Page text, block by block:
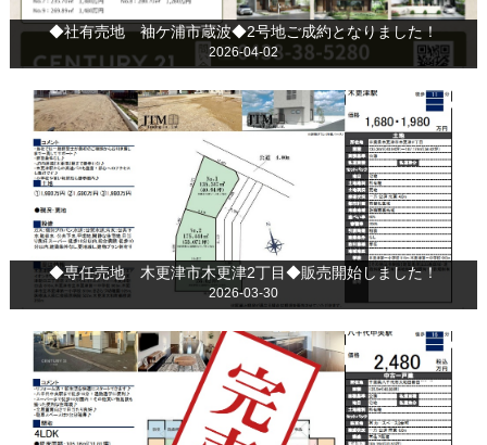
◆社有売地 袖ケ浦市蔵波◆2号地ご成約となりました！
2026-04-02
◆専任売地 木更津市木更津2丁目◆販売開始しました！
2026-03-30